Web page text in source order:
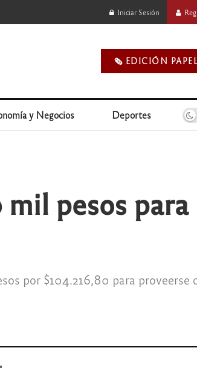
Iniciar Sesión
🗞️ EDICIÓN
y Negocios Deportes
pesos para
por $104.216,80 para proveerse